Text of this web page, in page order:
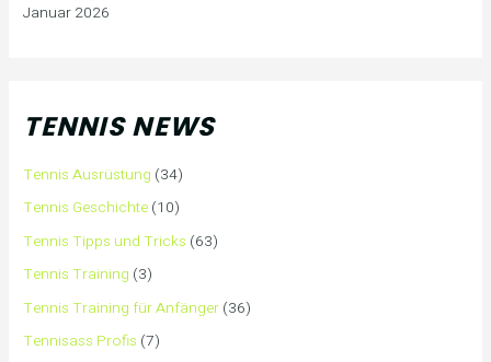
Januar 2026
TENNIS NEWS
Tennis Ausrüstung (34)
Tennis Geschichte (10)
Tennis Tipps und Tricks (63)
Tennis Training (3)
Tennis Training für Anfänger (36)
Tennisass Profis (7)